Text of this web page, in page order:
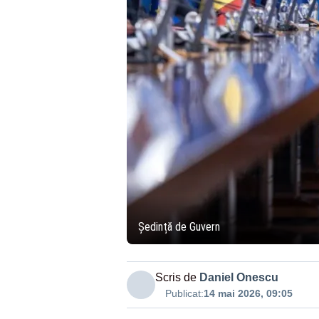
Ședință de Guvern
Scris de Daniel Onescu
Publicat:14 mai 2026, 09:05